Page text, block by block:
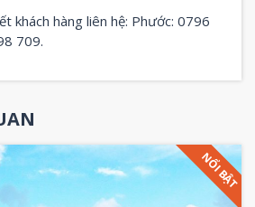
khách hàng liên hệ: Phước: 0796
709.
NỔI BẬT